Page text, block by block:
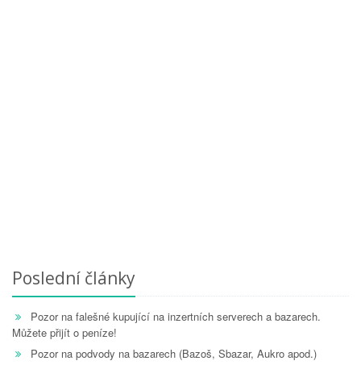
Poslední články
Pozor na falešné kupující na inzertních serverech a bazarech.
Můžete přijít o peníze!
Pozor na podvody na bazarech (Bazoš, Sbazar, Aukro apod.)